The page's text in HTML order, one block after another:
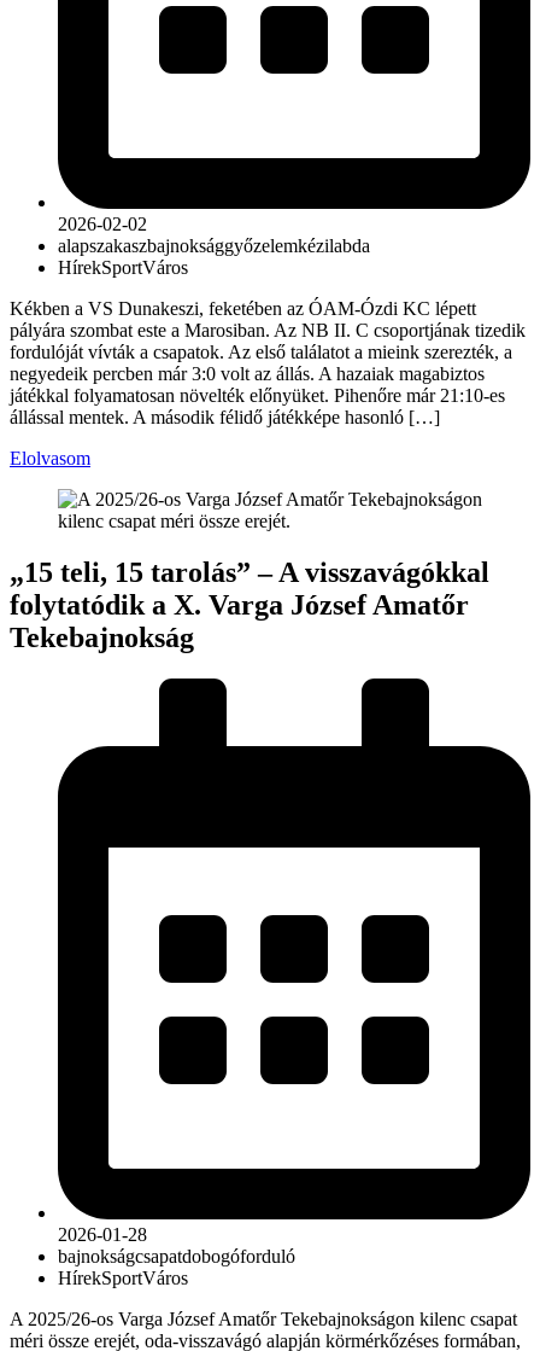
2026-02-02
alapszakaszbajnoksággyőzelemkézilabda
HírekSportVáros
Kékben a VS Dunakeszi, feketében az ÓAM-Ózdi KC lépett
pályára szombat este a Marosiban. Az NB II. C csoportjának tizedik
fordulóját vívták a csapatok. Az első találatot a mieink szerezték, a
negyedeik percben már 3:0 volt az állás. A hazaiak magabiztos
játékkal folyamatosan növelték előnyüket. Pihenőre már 21:10-es
állással mentek. A második félidő játékképe hasonló […]
Elolvasom
„15 teli, 15 tarolás” – A visszavágókkal
folytatódik a X. Varga József Amatőr
Tekebajnokság
2026-01-28
bajnokságcsapatdobogóforduló
HírekSportVáros
A 2025/26-os Varga József Amatőr Tekebajnokságon kilenc csapat
méri össze erejét, oda-visszavágó alapján körmérkőzéses formában,